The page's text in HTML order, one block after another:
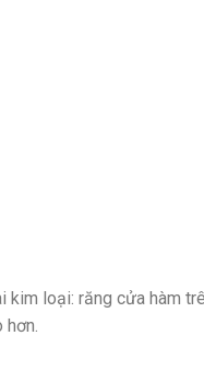
loại: răng cửa hàm
hơn.